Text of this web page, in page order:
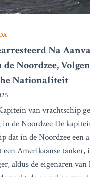
Na
de Noordzee,
Nationaliteit
van vrachtschip
in de Noordzee De
dat in de Noordzee een
een Amerikaanse tanker,
aldus de eigenaren